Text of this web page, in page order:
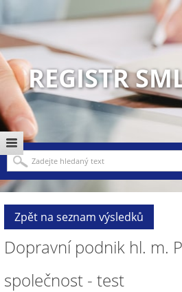
REGISTR
Zpět na seznam výsledků
Dopravní podnik hl. m.
společnost - test